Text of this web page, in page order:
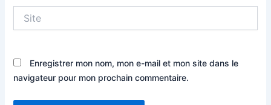
Enregistrer mon nom, mon e-mail et mon site dans le
navigateur pour mon prochain commentaire.